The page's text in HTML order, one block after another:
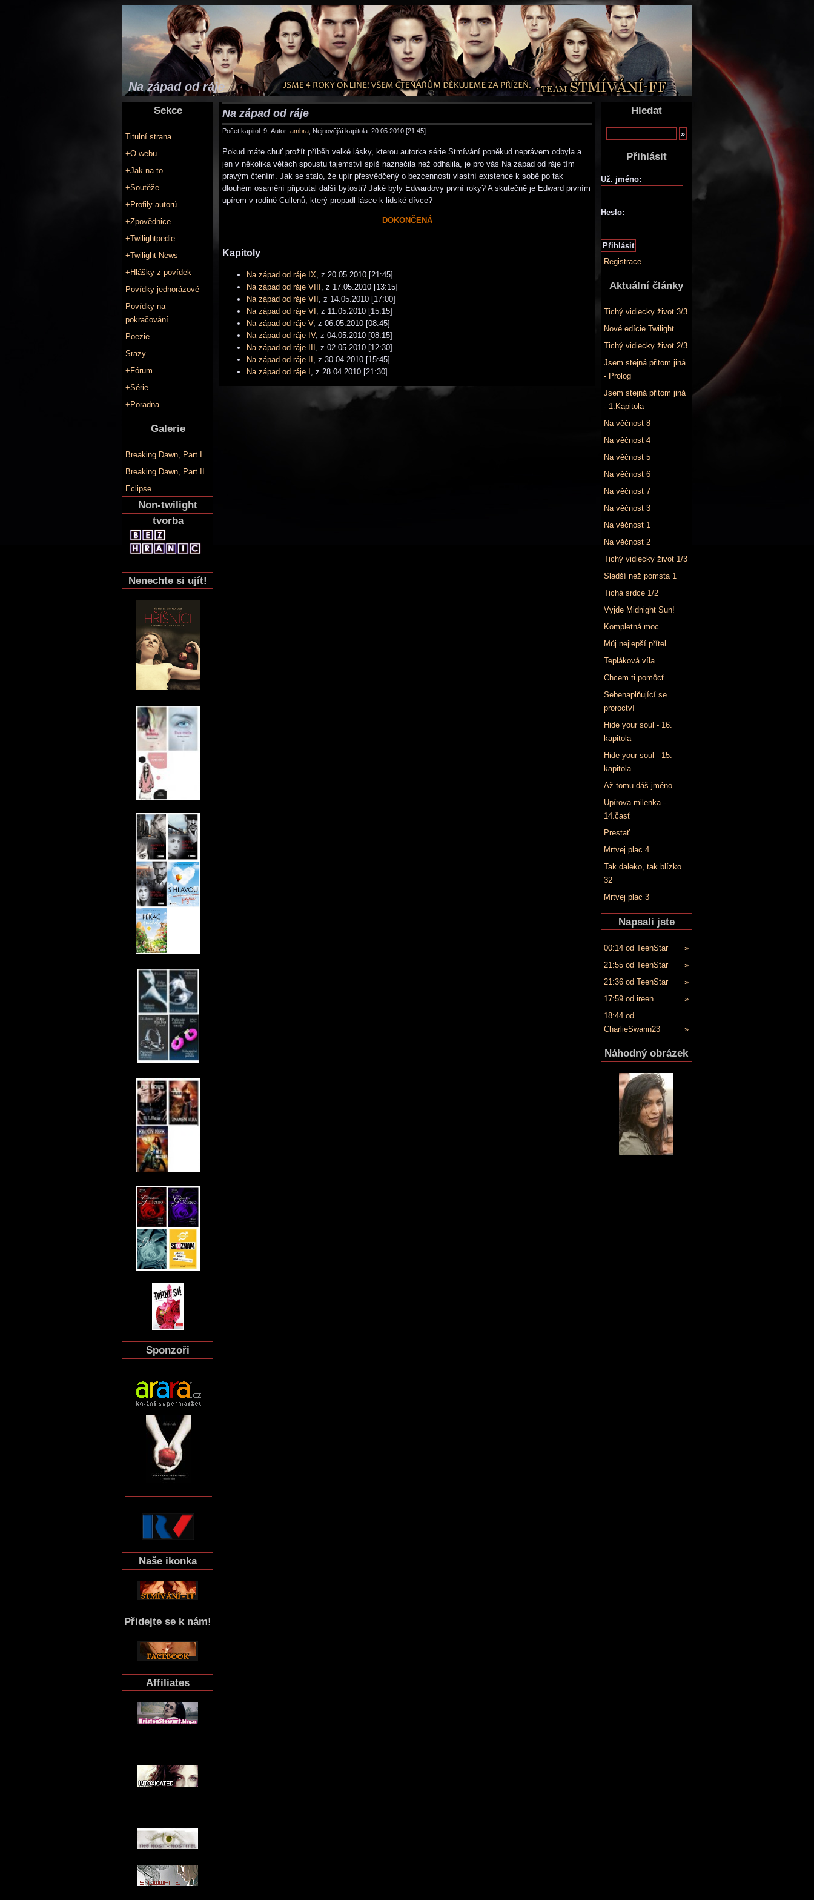
Na západ od ráje
Sekce
Titulní strana
+O webu
+Jak na to
+Soutěže
+Profily autorů
+Zpovědnice
+Twilightpedie
+Twilight News
+Hlášky z povídek
Povídky jednorázové
Povídky na
pokračování
Poezie
Srazy
+Fórum
+Série
+Poradna
Galerie
Breaking Dawn, Part I.
Breaking Dawn, Part II.
Eclipse
Non-twilight
tvorba
Nenechte si ujít!
Sponzoři
Naše ikonka
Přidejte se k nám!
Affiliates
Na západ od ráje
Počet kapitol: 9, Autor: ambra , Nejnovější kapitola: 20.05.2010 [21:45]
Pokud máte chuť prožít příběh velké lásky, kterou autorka série Stmívání poněkud neprávem odbyla a
jen v několika větách spoustu tajemství spíš naznačila než odhalila, je pro vás Na západ od ráje tím
pravým čtením. Jak se stalo, že upír přesvědčený o bezcennosti vlastní existence k sobě po tak
dlouhém osamění připoutal další bytosti? Jaké byly Edwardovy první roky? A skutečně je Edward prvním
upírem v rodině Cullenů, který propadl lásce k lidské dívce?
DOKONČENÁ
Kapitoly
Na západ od ráje IX , z 20.05.2010 [21:45]
Na západ od ráje VIII
, z 17.05.2010 [13:15]
Na západ od ráje VII
, z 14.05.2010 [17:00]
Na západ od ráje VI
, z 11.05.2010 [15:15]
Na západ od ráje V, z 06.05.2010 [08:45]
Na západ od ráje IV, z 04.05.2010 [08:15]
Na západ od ráje III
, z 02.05.2010 [12:30]
Na západ od ráje II
, z 30.04.2010 [15:45]
Na západ od ráje I
, z 28.04.2010 [21:30]
Hledat
Přihlásit
Už. jméno:
Heslo:
Registrace
Aktuální články
Tichý vidiecky život 3/3
Nové edície Twilight
Tichý vidiecky život 2/3
Jsem stejná přitom jiná
- Prolog
Jsem stejná přitom jiná
- 1.Kapitola
Na věčnost 8
Na věčnost 4
Na věčnost 5
Na věčnost 6
Na věčnost 7
Na věčnost 3
Na věčnost 1
Na věčnost 2
Tichý vidiecky život 1/3
Sladší než pomsta 1
Tichá srdce 1/2
Vyjde Midnight Sun!
Kompletná moc
Můj nejlepší přítel
Tepláková víla
Chcem ti pomôcť
Sebenaplňující se
proroctví
Hide your soul - 16.
kapitola
Hide your soul - 15.
kapitola
Až tomu dáš jméno
Upírova milenka -
14.časť
Prestať
Mrtvej plac 4
Tak daleko, tak blízko
32
Mrtvej plac 3
Napsali jste
00:14 od TeenStar
»
21:55 od TeenStar
»
21:36 od TeenStar
»
17:59 od ireen
»
18:44 od
CharlieSwann23
»
Náhodný obrázek